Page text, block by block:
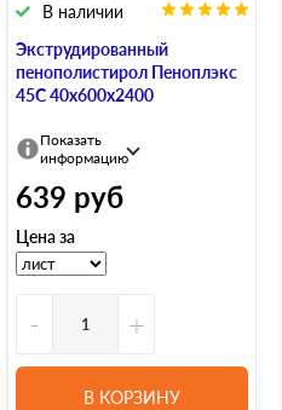
Экструдированный
пенополистирол Пеноплэкс
45С 40х600х2400
В наличии
Показать
информацию
639 руб
Цена за
- +
В КОРЗИНУ